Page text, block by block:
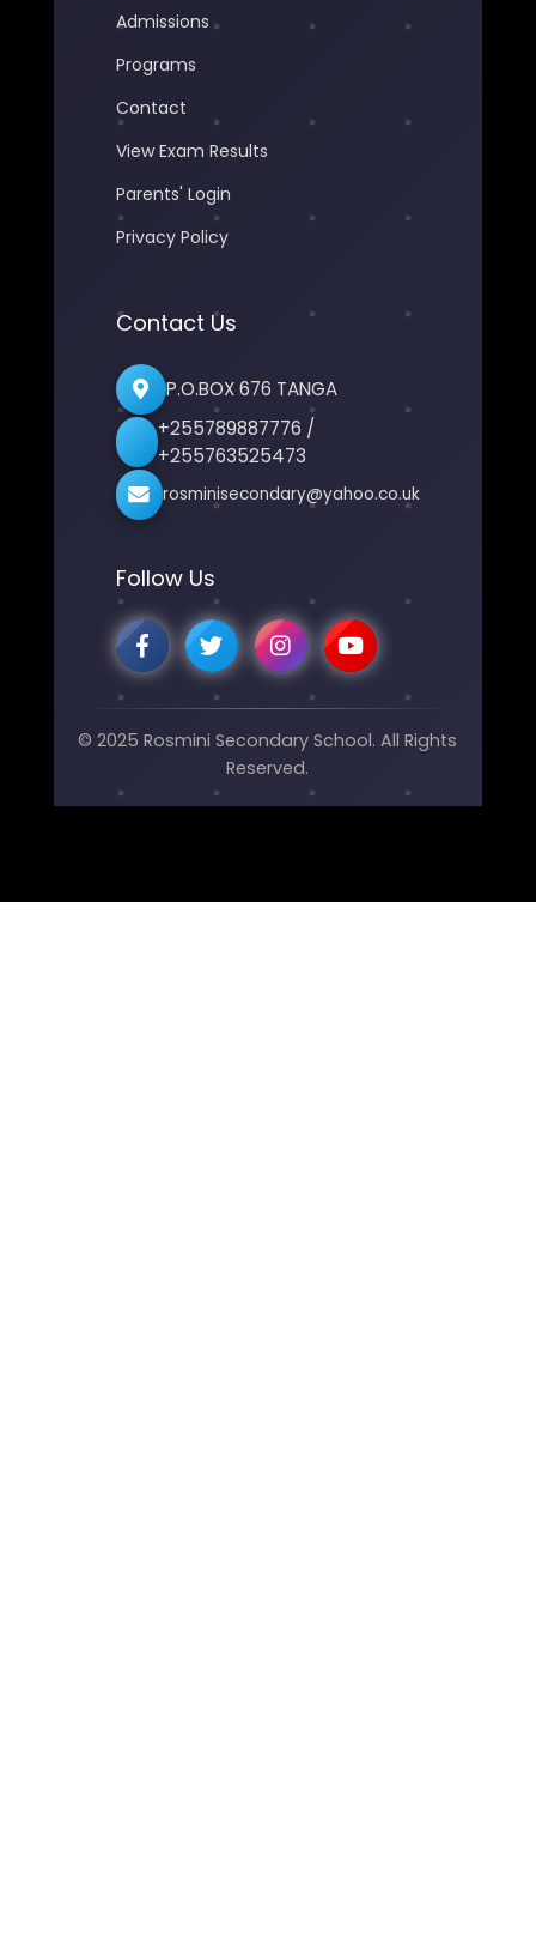
Admissions
Programs
Contact
View Exam Results
Parents' Login
Privacy Policy
Contact Us
P.O.BOX 676 TANGA
+255789887776 /
+255763525473
rosminisecondary@yahoo.co.uk
Follow Us
© 2025 Rosmini Secondary School. All Rights
Reserved.